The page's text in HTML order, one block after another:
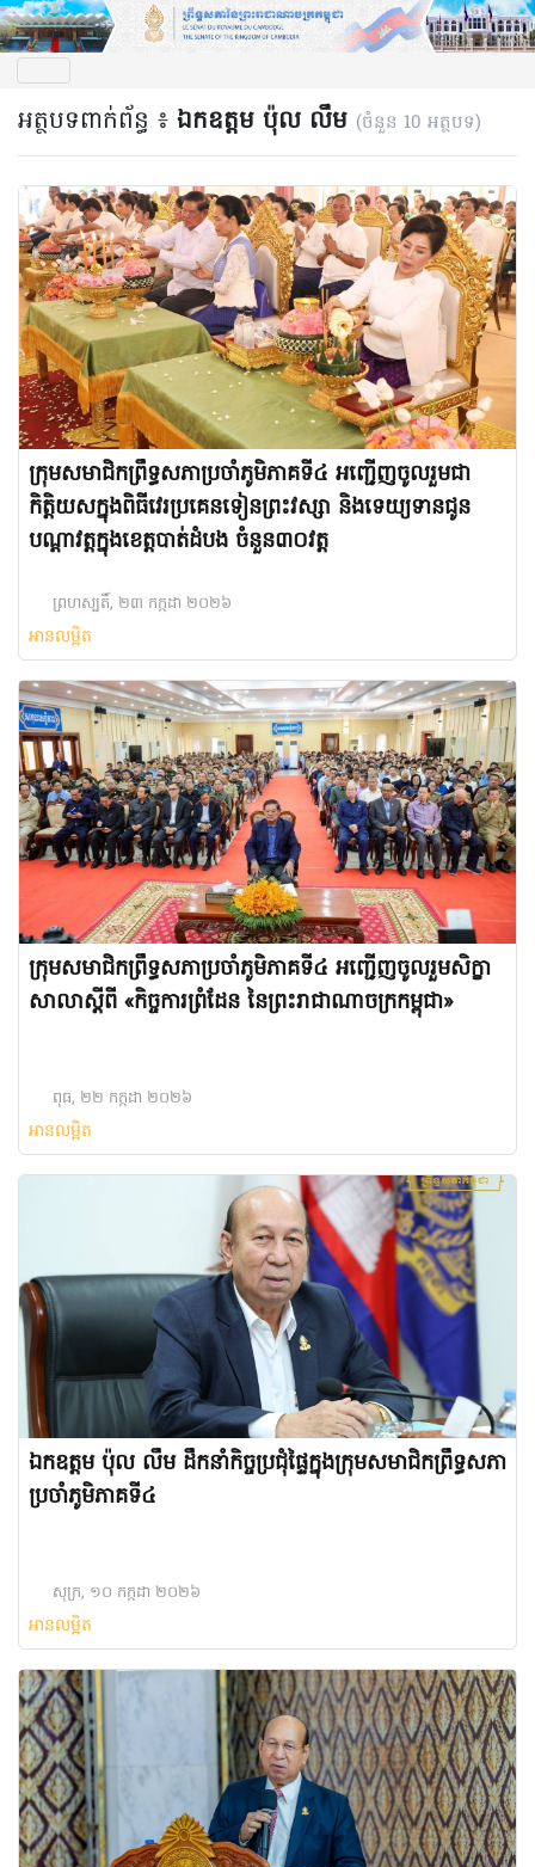
អត្ថបទពាក់ព័ន្ធ ៖ ឯកឧត្ដម ប៉ុល លឹម (ចំនួន 10 អត្ថបទ)
ក្រុមសមាជិកព្រឹទ្ធសភាប្រចាំភូមិភាគទី៤ អញ្ជើញចូលរួមជា
កិត្តិយសក្នុងពិធីវេរប្រគេនទៀនព្រះវស្សា និងទេយ្យទានជូន
បណ្តាវត្តក្នុងខេត្តបាត់ដំបង ចំនួន៣០វត្ត
ព្រហស្បតិ៍, ២៣ កក្កដា ២០២៦
អានលម្អិត
ក្រុមសមាជិកព្រឹទ្ធសភាប្រចាំភូមិភាគទី៤ អញ្ជើញចូលរួមសិក្ខា
សាលាស្តីពី «កិច្ចការព្រំដែន នៃព្រះរាជាណាចក្រកម្ពុជា»
ពុធ, ២២ កក្កដា ២០២៦
អានលម្អិត
ឯកឧត្តម ប៉ុល លឹម ដឹកនាំកិច្ចប្រជុំផ្ទៃក្នុងក្រុមសមាជិកព្រឹទ្ធសភា
ប្រចាំភូមិភាគទី៤
សុក្រ, ១០ កក្កដា ២០២៦
អានលម្អិត